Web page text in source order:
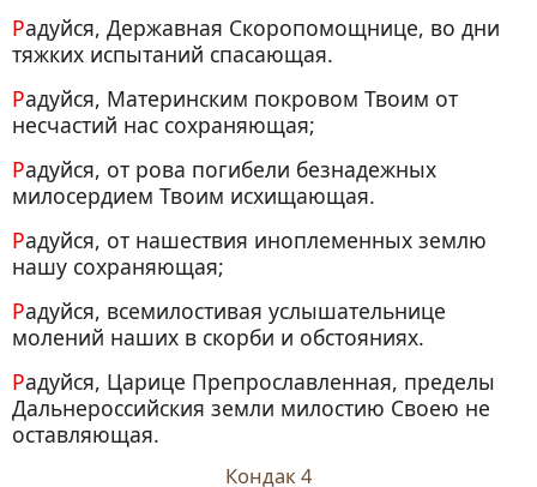
Радуйся, Державная Скоропомощнице, во дни
тяжких испытаний спасающая.
Радуйся, Материнским покровом Твоим от
несчастий нас сохраняющая;
Радуйся, от рова погибели безнадежных
милосердием Твоим исхищающая.
Радуйся, от нашествия иноплеменных землю
нашу сохраняющая;
Радуйся, всемилостивая услышательнице
молений наших в скорби и обстояниях.
Радуйся, Царице Препрославленная, пределы
Дальнероссийския земли милостию Своею не
оставляющая.
Кондак 4